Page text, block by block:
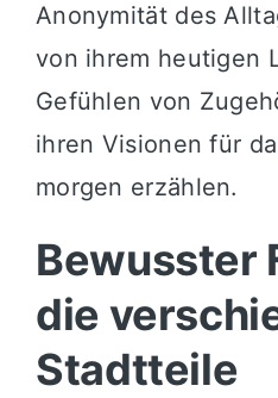
Anonymität des
von ihrem heutigen
Gefühlen von
ihren Visionen für
morgen erzählen.
Bewusster
die
Stadtteile